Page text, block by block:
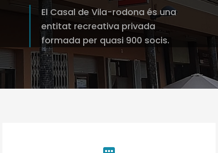
El Casal de Vila-rodona és una
entitat recreativa privada
formada per quasi 900 socis.